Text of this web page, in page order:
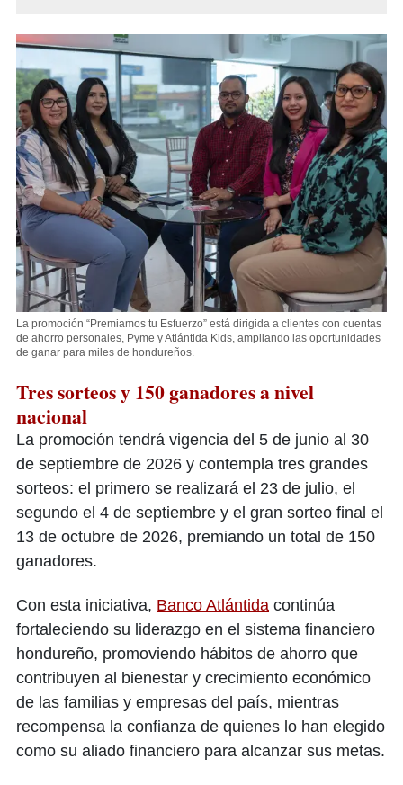
La promoción “Premiamos tu Esfuerzo” está dirigida a clientes con cuentas
de ahorro personales, Pyme y Atlántida Kids, ampliando las oportunidades
de ganar para miles de hondureños.
Tres sorteos y 150 ganadores a nivel
nacional
La promoción tendrá vigencia del 5 de junio al 30
de septiembre de 2026 y contempla tres grandes
sorteos: el primero se realizará el 23 de julio, el
segundo el 4 de septiembre y el gran sorteo final el
13 de octubre de 2026, premiando un total de 150
ganadores.
Con esta iniciativa, Banco Atlántida continúa
fortaleciendo su liderazgo en el sistema financiero
hondureño, promoviendo hábitos de ahorro que
contribuyen al bienestar y crecimiento económico
de las familias y empresas del país, mientras
recompensa la confianza de quienes lo han elegido
como su aliado financiero para alcanzar sus metas.